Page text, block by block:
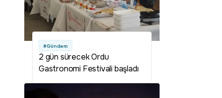
#Gündem
2 gün sürecek Ordu
Gastronomi Festivali başladı